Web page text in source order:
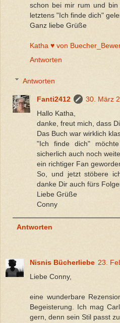
schon bei mir rum und
letztens "Ich finde dich"
Ganz liebe Grüße
Katha ♥ von
Antworten
Antworten
Fanti2412
30. März
Hallo Katha,
danke, freut mich, dass
Das Buch war wirklich
"Ich finde dich"
sicherlich auch noch
ein richtiger Fan
So, und jetzt stöbere
danke Dir auch fürs
Liebe Grüße
Conny
Antworten
Nisnis Bücherliebe 23.
Liebe Conny,
eine wunderbare
Begeisterung. Ich mag
gern, denn sein Stil passt